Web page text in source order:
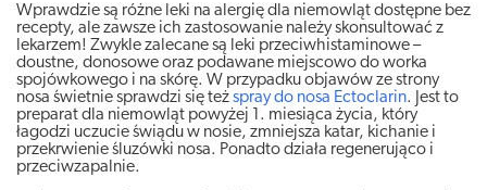
Wprawdzie są różne leki na alergię dla niemowląt dostępne bez
recepty, ale zawsze ich zastosowanie należy skonsultować z
lekarzem! Zwykle zalecane są leki przeciwhistaminowe –
doustne, donosowe oraz podawane miejscowo do worka
spojówkowego i na skórę. W przypadku objawów ze strony
nosa świetnie sprawdzi się teżspray do nosa Ectoclarin. Jest to
preparat dla niemowląt powyżej 1. miesiąca życia, który
łagodzi uczucie świądu w nosie, zmniejsza katar, kichanie i
przekrwienie śluzówki nosa. Ponadto działa regenerująco i
przeciwzapalnie.